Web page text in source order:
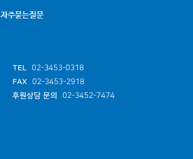
자주묻는질문
TEL
02-3453-0318
FAX
02-3453-2918
후원상담 문의
02-3452-7474